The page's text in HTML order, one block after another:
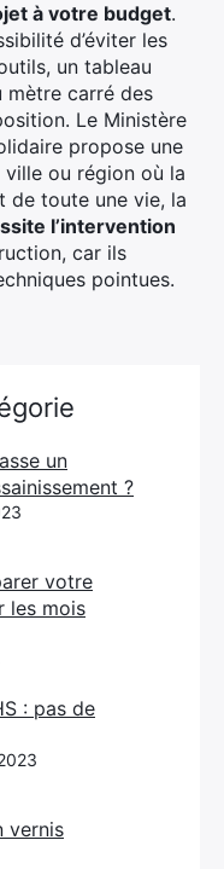
à votre budget.
d’éviter les
un tableau
mètre carré des
Le Ministère
propose une
ou région où la
de toute une vie, la
l’intervention
car ils
pointues.
un
?
votre
les mois
: pas de
vernis